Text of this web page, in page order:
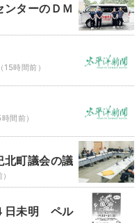
ターのＤＭ
（15時間前）
時間前）
町議会の議
日未明 ペル